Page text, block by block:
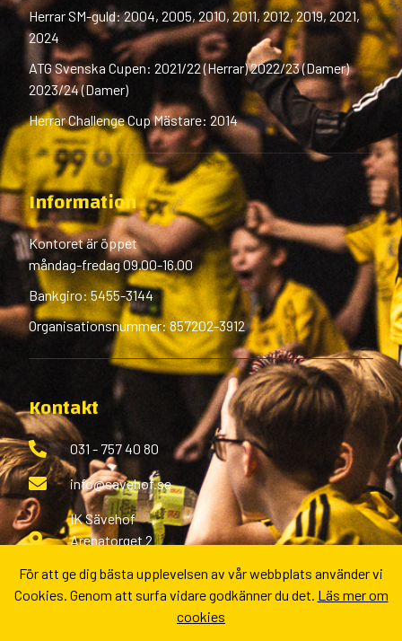
Herrar SM-guld: 2004, 2005, 2010, 2011, 2012, 2019, 2021,
2024
ATG Svenska Cupen: 2021/22 (Herrar) 2022/23 (Damer)
2023/24 (Damer)
Herrar Challenge Cup Mästare: 2014
Information
Kontoret är öppet
måndag-fredag 09.00-16.00
Bankgiro: 5455-3144
Organisationsnummer: 857202-3912
Kontakt
031 - 757 40 80
info@savehof.se
IK Sävehof
Arenatorget 2
Fler kontaktvägar
För att ge dig bästa upplevelsen av vår webbplats använder vi
Cookies. Genom att surfa vidare godkänner du det. Läs mer om
cookies